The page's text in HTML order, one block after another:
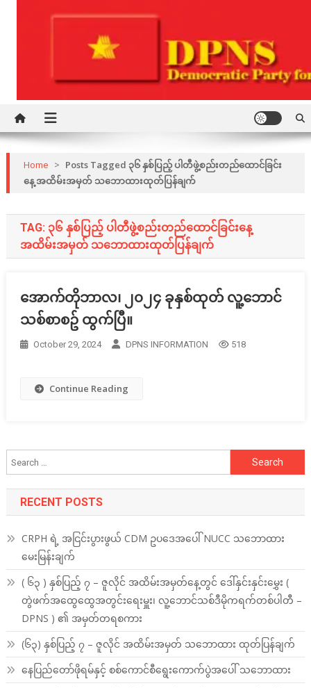
DPNS
Home > Posts Tagged ၃၆ နှစ်ပြည့် ပါတီဖွဲ့စည်းတည်ထောင်ခြင်း
နေ့ အထိမ်းအမှတ် သဘောထားထုတ်ပြန်ချက်
TAG: ၃၆ နှစ်ပြည့် ပါတီဖွဲ့စည်းတည်ထောင်ခြင်းနေ့
အထိမ်းအမှတ် သဘောထားထုတ်ပြန်ချက်
အောက်တိုဘာလ၊ ၂၀၂၄ ခုနှစ်ထုတ် လူ့ဘောင်
သစ်စာစဥ် ထွက်ပြီ။
October 29, 2024 DPNS INFORMATION 518
Continue Reading
Search
for:
RECENT POSTS
CRPH ရဲ့ အငြင်းပွားဖွယ် CDM ဥပဒေအပေါ် NUCC သဘောထား
မေးမြန်းချက်
( ၆၃ ) နှစ်ပြည့် ၇ – ဇူလိုင် အထိမ်းအမှတ်နေ့တွင် ဒေါ်နှင်းနှင်းမွှေး (
တွဲဖက်အထွေထွေအတွင်းရေးမှူး၊ လူ့ဘောင်သစ်ဒီမိုကရက်တစ်ပါတီ –
DPNS ) ၏ အမှတ်တရစကား
(၆၃) နှစ်ပြည့် ၇ – ဇူလိုင် အထိမ်းအမှတ် သဘောထား ထုတ်ပြန်ချက်
နေပြည်တော်ဖိုရမ်နှင့် စစ်ကောင်စီရွေးကောက်ပွဲအပေါ် သဘောထား